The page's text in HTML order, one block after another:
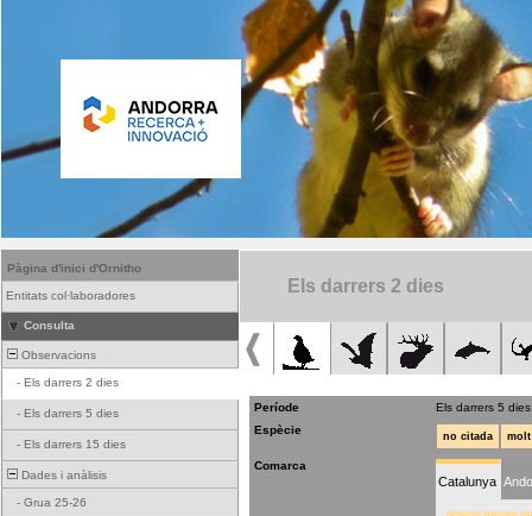
Pàgina d'inici d'Ornitho
Entitats col·laboradores
Consulta
Observacions
- Els darrers 2 dies
- Els darrers 5 dies
- Els darrers 15 dies
Dades i anàlisis
- Grua 25-26
Els darrers 2 dies
Període
Els darrers 5 dies
Espècie
no citada
Comarca
Catalunya